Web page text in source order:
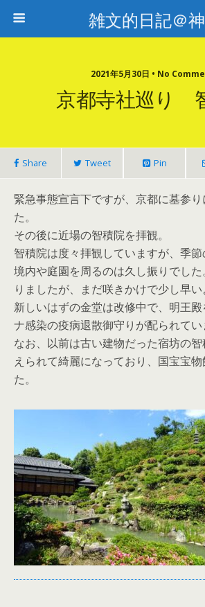
雑文的日記＠
2021年5月30日 • No
京都寺社巡り
Share Tweet Pin
緊急事態宣言下ですが、京都に墓参
た。
その後に近場の智積院を拝観。
智積院は度々拝観していますが、季
境内や庭園を周るのは久し振りでし
りましたが、まだ咲きかけで少し早い
新しいはずの金堂は改修中で、明王
ナ感染の疫病退散御守りが配られてい
なお、以前は古い建物だった宿坊の
えられて綺麗になっており、国宝宝
た。